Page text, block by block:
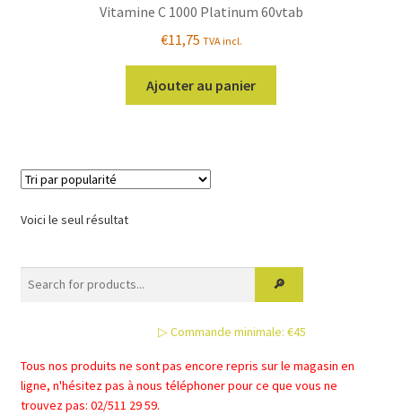
Vitamine C 1000 Platinum 60vtab
€11,75 TVA incl.
Ajouter au panier
Voici le seul résultat
▷ Commande minimale: €45
Tous nos produits ne sont pas encore repris sur le magasin en
ligne, n'hésitez pas à nous téléphoner pour ce que vous ne
trouvez pas: 02/511 29 59.